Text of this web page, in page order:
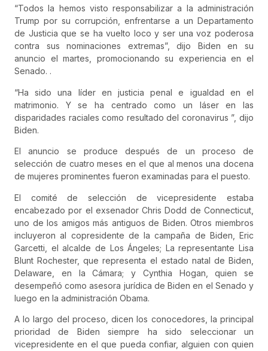
“Todos la hemos visto responsabilizar a la administración
Trump por su corrupción, enfrentarse a un Departamento
de Justicia que se ha vuelto loco y ser una voz poderosa
contra sus nominaciones extremas”, dijo Biden en su
anuncio el martes, promocionando su experiencia en el
Senado. .
“Ha sido una líder en justicia penal e igualdad en el
matrimonio. Y se ha centrado como un láser en las
disparidades raciales como resultado del coronavirus ”, dijo
Biden.
El anuncio se produce después de un proceso de
selección de cuatro meses en el que al menos una docena
de mujeres prominentes fueron examinadas para el puesto.
El comité de selección de vicepresidente estaba
encabezado por el exsenador Chris Dodd de Connecticut,
uno de los amigos más antiguos de Biden. Otros miembros
incluyeron al copresidente de la campaña de Biden, Eric
Garcetti, el alcalde de Los Ángeles; La representante Lisa
Blunt Rochester, que representa el estado natal de Biden,
Delaware, en la Cámara; y Cynthia Hogan, quien se
desempeñó como asesora jurídica de Biden en el Senado y
luego en la administración Obama.
A lo largo del proceso, dicen los conocedores, la principal
prioridad de Biden siempre ha sido seleccionar un
vicepresidente en el que pueda confiar, alguien con quien